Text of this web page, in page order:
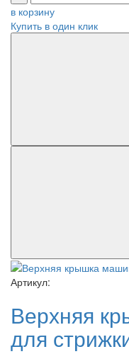
в корзину
Купить в один клик
Артикул:
Верхняя
для